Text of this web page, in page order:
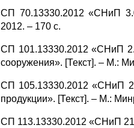
СП 70.13330.2012 «СНиП
2012. – 170 с.
СП 101.13330.2012 «СНиП
сооружения». [Текст]. – М.:
СП 105.13330.2012 «СНиП
продукции». [Текст]. – М.:
СП 113.13330.2012 «СНиП